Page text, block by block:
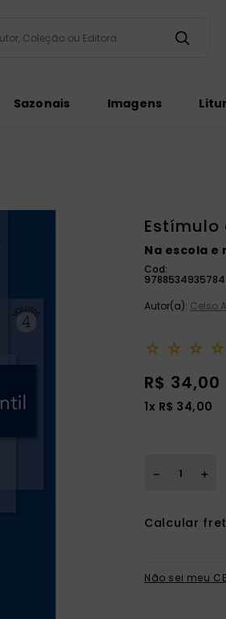
Sazonais Imagens
Na escola e
Cod:
9788534935784
Autor(a): Celso
☆ ☆ ☆ ☆
R$ 34,00
1x R$ 34,00
＋
－
Não sei meu